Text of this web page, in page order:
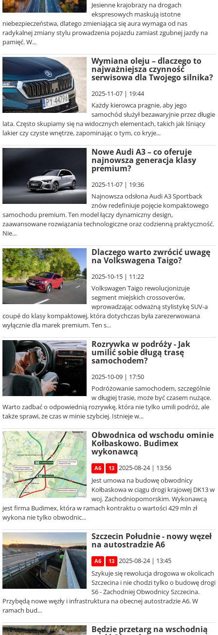
Jesienne krajobrazy na drogach
ekspresowych maskują istotne
niebezpieczeństwa, dlatego zmieniająca się aura wymaga od nas
radykalnej zmiany stylu prowadzenia pojazdu zamiast zgubnej jazdy na
pamięć. W...
Wymiana oleju – dlaczego to
najważniejsza czynność
serwisowa dla Twojego silnika?
2025-11-07 | 19:44
Każdy kierowca pragnie, aby jego
samochód służył bezawaryjnie przez długie
lata. Często skupiamy się na widocznych elementach, takich jak lśniący
lakier czy czyste wnętrze, zapominając o tym, co kryje...
Nowe Audi A3 – co oferuje
najnowsza generacja klasy
premium?
2025-11-07 | 19:36
Najnowsza odsłona Audi A3 Sportback
znów redefiniuje pojęcie kompaktowego
samochodu premium. Ten model łączy dynamiczny design,
zaawansowane rozwiązania technologiczne oraz codzienną praktyczność.
Nie...
Dlaczego warto zwrócić uwagę
na Volkswagena Taigo?
2025-10-15 | 11:22
Volkswagen Taigo rewolucjonizuje
segment miejskich crossoverów,
wprowadzając odważną stylistykę SUV-a
coupé do klasy kompaktowej, która dotychczas była zarezerwowana
wyłącznie dla marek premium. Ten s...
Rozrywka w podróży - Jak
umilić sobie długą trasę
samochodem?
2025-10-09 | 17:50
Podróżowanie samochodem, szczególnie
w długiej trasie, może być czasem nużące.
Warto zadbać o odpowiednią rozrywkę, która nie tylko umili podróż, ale
także sprawi, że czas w minie szybciej. Istnieje w...
Obwodnica od wschodu ominie
Kołbaskowo. Budimex
wykonawcą
A6 13
2025-08-24 | 13:56
Jest umowa na budowę obwodnicy
Kołbaskowa w ciągu drogi krajowej DK13 w
woj. Zachodniopomorskim. Wykonawcą
jest firma Budimex, która w ramach kontraktu o wartości 429 mln zł
wykona nie tylko obwodnic...
Szczecin Południe - nowy węzeł
na autostradzie A6
A6 13
2025-08-24 | 13:45
Szykuje się rewolucja drogowa w okolicach
Szczecina i nie chodzi tylko o budowę drogi
S6 - Zachodniej Obwodnicy Szczecina.
Przybędą nowe węzły i infrastruktura na obecnej autostradzie A6. W
ramach bud...
Będzie przetarg na wschodnią